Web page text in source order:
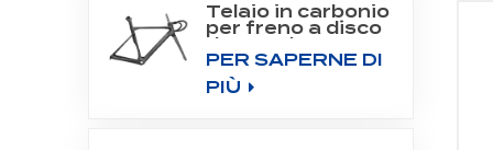
Telaio in carbonio
per freno a disco
da strada 700C
Aero Road
PER SAPERNE DI
PIÙ